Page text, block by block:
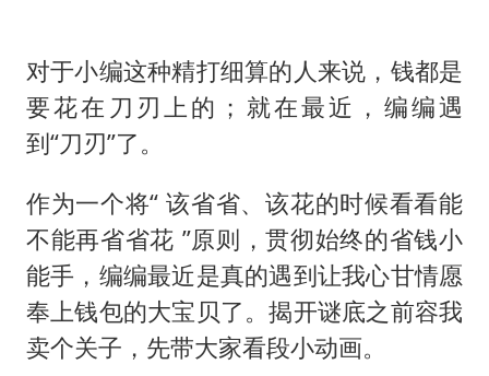
改名后的“青海拉面”店
段绚竞因公牺牲 年仅44岁
女子开一天一夜空调后二氧化碳中毒
97岁英国奶奶飞上天再破吉尼斯纪录
70多岁父亲独自坐车到上海看望女儿
“空调24小时开着更省电”不实
“不建议大家买深色蛋糕”
对于小编这种精打细算的人来说，钱都是
要花在刀刃上的；就在最近，编编遇
到“刀刃”了。
作为一个将“ 该省省、该花的时候看看能
不能再省省花 ”原则，贯彻始终的省钱小
能手，编编最近是真的遇到让我心甘情愿
奉上钱包的大宝贝了。揭开谜底之前容我
卖个关子，先带大家看段小动画。